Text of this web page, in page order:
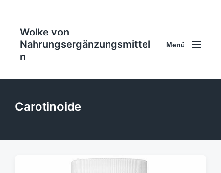
Wolke von
Nahrungsergänzungsmittel
n
Menü
Carotinoide